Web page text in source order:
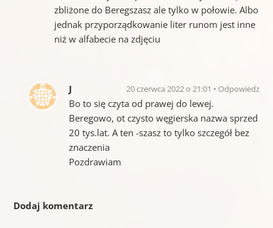
zbliżone do Beregszasz ale tylko w połowie. Albo
jednak przyporządkowanie liter runom jest inne
niż w alfabecie na zdjęciu
J 20 czerwca 2022 o 21:01 Odpowiedz
Bo to się czyta od prawej do lewej.
Beregowo, ot czysto węgierska nazwa sprzed
20 tys.lat. A ten -szasz to tylko szczegół bez
znaczenia
Pozdrawiam
Dodaj komentarz